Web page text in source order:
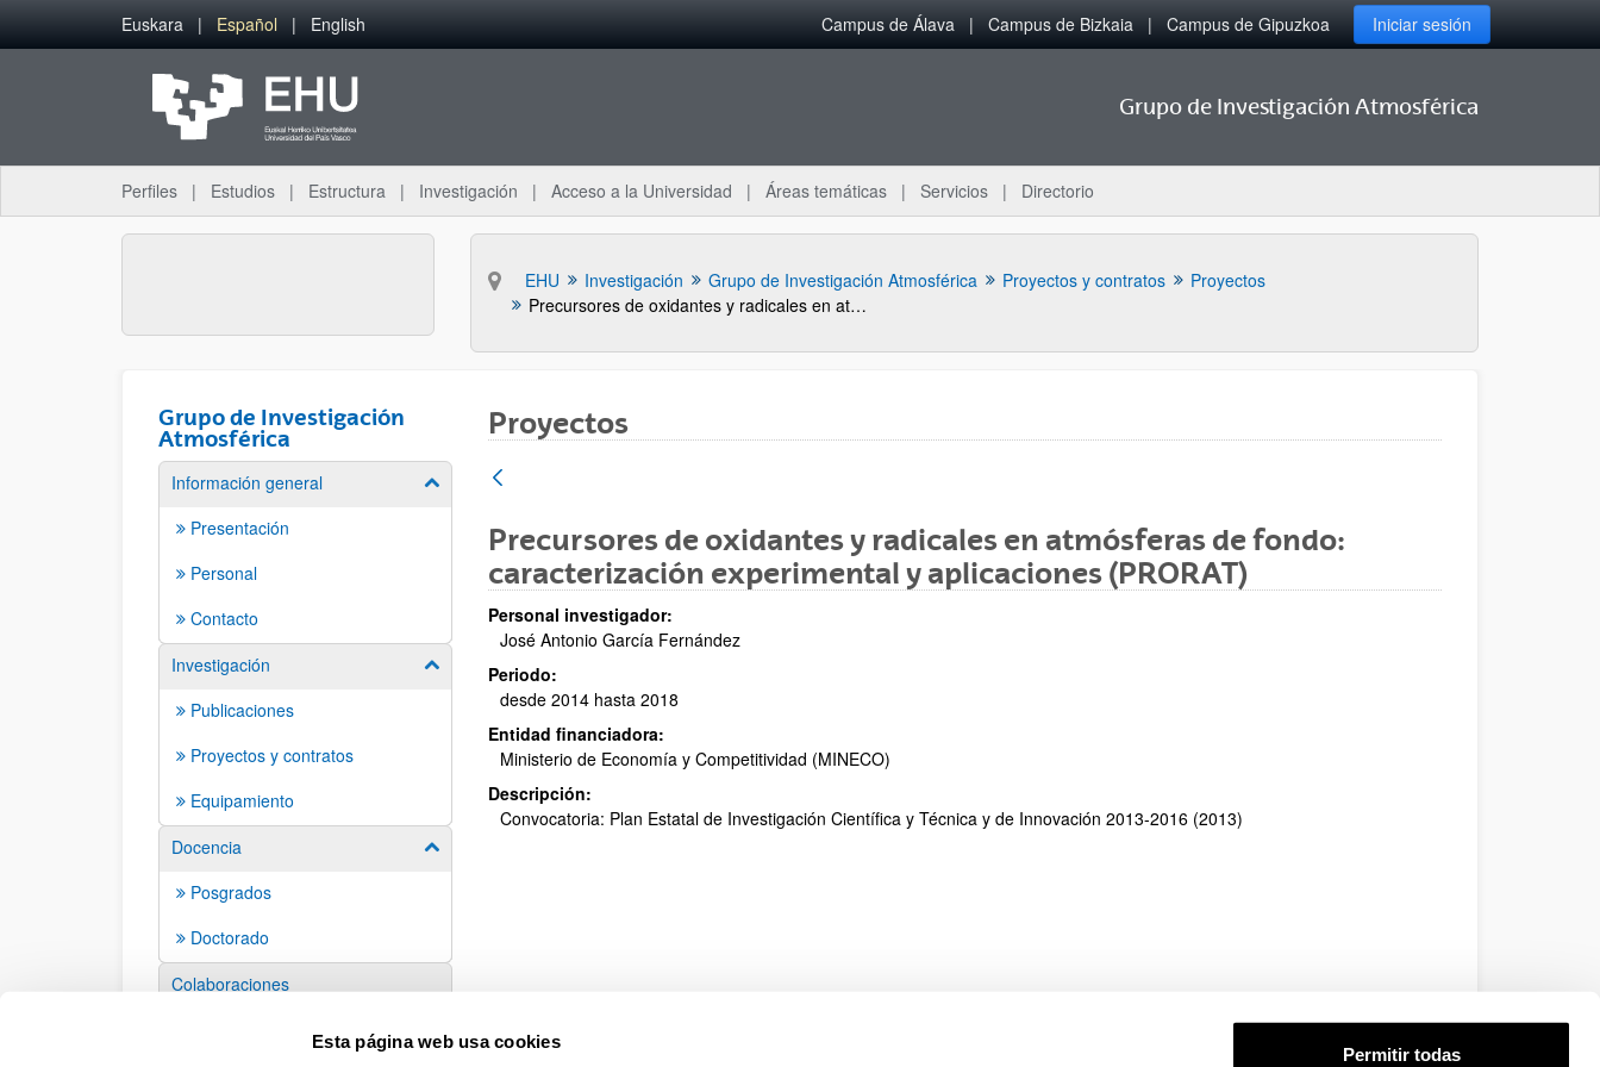
Esta página web usa cookies
Permitir todas
Saltar al contenido principal
Euskara Español English Campus de Álava Campus de Bizkaia Campus de Gipuzkoa Iniciar sesión
Grupo de Investigación Atmosférica
Perfiles Estudios Estructura Investigación Acceso a la Universidad Áreas temáticas Servicios Directorio
EHU Investigación Grupo de Investigación Atmosférica Proyectos y contratos
Proyectos
Precursores de oxidantes y radicales en atmósferas de fondo: caracterización experimental y aplicaciones (PRORAT)
Grupo de Investigación
Atmosférica
Información general Mostrar/ocultar subpáginas
Presentación
Personal
Contacto
Investigación
Mostrar/ocultar subpáginas
Publicaciones
Proyectos y contratos
Equipamiento
Docencia
Mostrar/ocultar subpáginas
Posgrados
Doctorado
Colaboraciones
Proyectos
Precursores de oxidantes y radicales en atmósferas de fondo:
caracterización experimental y aplicaciones (PRORAT)
Personal investigador:
José Antonio García Fernández
Periodo:
desde 2014 hasta 2018
Entidad financiadora:
Ministerio de Economía y Competitividad (MINECO)
Descripción:
Convocatoria: Plan Estatal de Investigación Científica y Técnica y de Innovación 2013-2016 (2013)